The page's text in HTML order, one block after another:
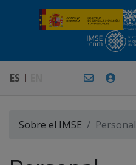
ES
Sobre el IMSE Personal